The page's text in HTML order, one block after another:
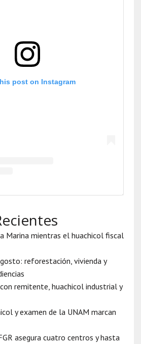
post on Instagram
Marina mientras el huachicol fiscal
reforestación, vivienda y
remitente, huachicol industrial y
y examen de la UNAM marcan
asegura cuatro centros y hasta